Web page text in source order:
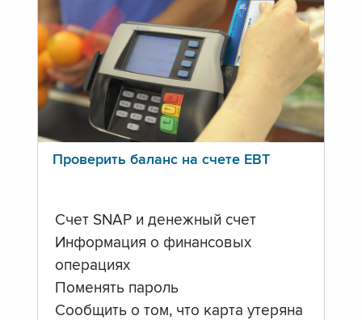
Проверить баланс на счете ЕВТ
Счет SNAP и денежный счет
Информация о финансовых
операциях
Поменять пароль
Сообщить о том, что карта утеряна